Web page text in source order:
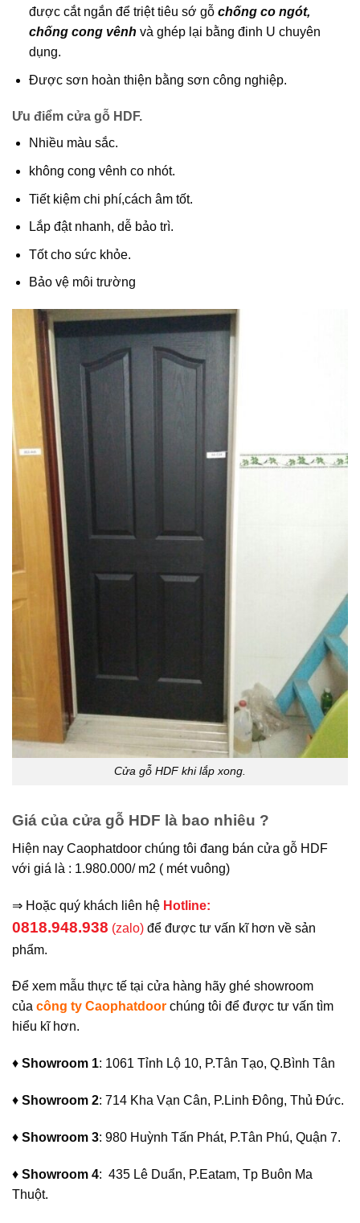
được cắt ngắn để triệt tiêu sớ gỗchống co ngót,
chống cong vênh và ghép lại bằng đinh U chuyên
dụng.
Được sơn hoàn thiện bằng sơn công nghiệp.
Ưu điểm cửa gỗ HDF.
Nhiều màu sắc.
không cong vênh co nhót.
Tiết kiệm chi phí,cách âm tốt.
Lắp đật nhanh, dễ bảo trì.
Tốt cho sức khỏe.
Bảo vệ môi trường
Cửa gỗ HDF khi lắp xong.
Giá của cửa gỗ HDF là bao nhiêu ?
Hiện nay Caophatdoor chúng tôi đang bán cửa gỗ HDF
với giá là : 1.980.000/ m2 ( mét vuông)
⇒ Hoặc quý khách liên hệ Hotline:
0818.948.938 (zalo) để được tư vấn kĩ hơn về sản
phẩm.
Để xem mẫu thực tế tại cửa hàng hãy ghé showroom
của công ty Caophatdoor chúng tôi để được tư vấn tìm
hiểu kĩ hơn.
♦ Showroom 1: 1061 Tỉnh Lộ 10, P.Tân Tạo, Q.Bình Tân
♦ Showroom 2: 714 Kha Vạn Cân, P.Linh Đông, Thủ Đức.
♦ Showroom 3: 980 Huỳnh Tấn Phát, P.Tân Phú, Quận 7.
♦ Showroom 4: 435 Lê Duẩn, P.Eatam, Tp Buôn Ma
Thuột.